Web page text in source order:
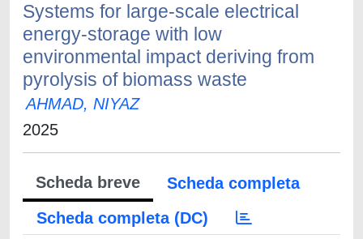
Systems for large-scale electrical
energy-storage with low
environmental impact deriving from
pyrolysis of biomass waste
AHMAD, NIYAZ
2025
Scheda breve
Scheda completa
Scheda completa (DC)